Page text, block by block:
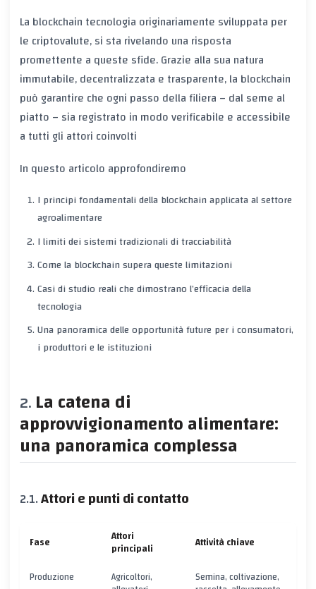
La blockchain tecnologia originariamente sviluppata per
le criptovalute, si sta rivelando una risposta
promettente a queste sfide. Grazie alla sua natura
immutabile, decentralizzata e trasparente, la blockchain
può garantire che ogni passo della filiera – dal seme al
piatto – sia registrato in modo verificabile e accessibile
a tutti gli attori coinvolti
In questo articolo approfondiremo
I principi fondamentali della blockchain applicata al settore
agroalimentare
I limiti dei sistemi tradizionali di tracciabilità
Come la blockchain supera queste limitazioni
Casi di studio reali che dimostrano l’efficacia della
tecnologia
Una panoramica delle opportunità future per i consumatori,
i produttori e le istituzioni
La catena di
approvvigionamento alimentare:
una panoramica complessa
Attori e punti di contatto
Fase Attori
principali Attività chiave
Produzione Agricoltori, Semina, coltivazione,